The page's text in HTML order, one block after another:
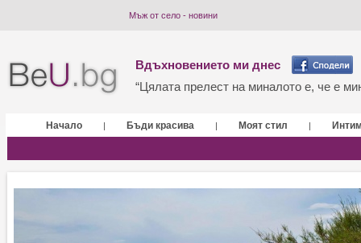
Мъж от село - новини
Вдъхновението ми днес
“Цялата прелест на миналото е, че е
Начало | Бъди красива | Моят стил |